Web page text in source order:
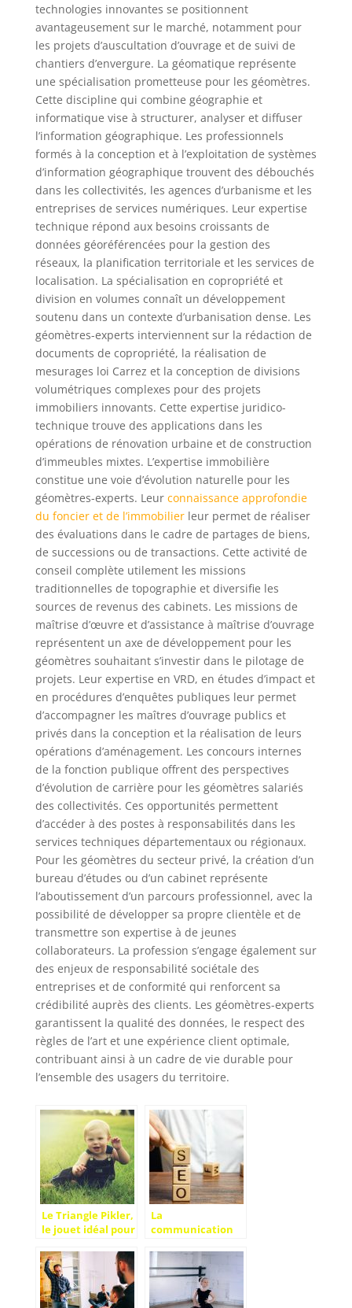
technologies innovantes se positionnent
avantageusement sur le marché, notamment pour
les projets d’auscultation d’ouvrage et de suivi de
chantiers d’envergure. La géomatique représente
une spécialisation prometteuse pour les géomètres.
Cette discipline qui combine géographie et
informatique vise à structurer, analyser et diffuser
l’information géographique. Les professionnels
formés à la conception et à l’exploitation de systèmes
d’information géographique trouvent des débouchés
dans les collectivités, les agences d’urbanisme et les
entreprises de services numériques. Leur expertise
technique répond aux besoins croissants de
données géoréférencées pour la gestion des
réseaux, la planification territoriale et les services de
localisation. La spécialisation en copropriété et
division en volumes connaît un développement
soutenu dans un contexte d’urbanisation dense. Les
géomètres-experts interviennent sur la rédaction de
documents de copropriété, la réalisation de
mesurages loi Carrez et la conception de divisions
volumétriques complexes pour des projets
immobiliers innovants. Cette expertise juridico-
technique trouve des applications dans les
opérations de rénovation urbaine et de construction
d’immeubles mixtes. L’expertise immobilière
constitue une voie d’évolution naturelle pour les
géomètres-experts. Leur connaissance approfondie
du foncier et de l’immobilierleur permet de réaliser
des évaluations dans le cadre de partages de biens,
de successions ou de transactions. Cette activité de
conseil complète utilement les missions
traditionnelles de topographie et diversifie les
sources de revenus des cabinets. Les missions de
maîtrise d’œuvre et d’assistance à maîtrise d’ouvrage
représentent un axe de développement pour les
géomètres souhaitant s’investir dans le pilotage de
projets. Leur expertise en VRD, en études d’impact et
en procédures d’enquêtes publiques leur permet
d’accompagner les maîtres d’ouvrage publics et
privés dans la conception et la réalisation de leurs
opérations d’aménagement. Les concours internes
de la fonction publique offrent des perspectives
d’évolution de carrière pour les géomètres salariés
des collectivités. Ces opportunités permettent
d’accéder à des postes à responsabilités dans les
services techniques départementaux ou régionaux.
Pour les géomètres du secteur privé, la création d’un
bureau d’études ou d’un cabinet représente
l’aboutissement d’un parcours professionnel, avec la
possibilité de développer sa propre clientèle et de
transmettre son expertise à de jeunes
collaborateurs. La profession s’engage également sur
des enjeux de responsabilité sociétale des
entreprises et de conformité qui renforcent sa
crédibilité auprès des clients. Les géomètres-experts
garantissent la qualité des données, le respect des
règles de l’art et une expérience client optimale,
contribuant ainsi à un cadre de vie durable pour
l’ensemble des usagers du territoire.
Le Triangle Pikler,
le jouet idéal pour
La
communication
importante
lorsque l’on crée
une société dans
le web ?